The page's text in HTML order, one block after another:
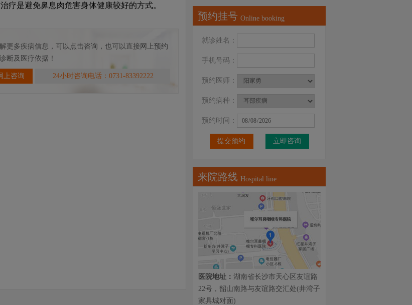
疗是避免鼻息肉危害身体健康较好的方式。
更多疾病信息，可以点击咨询，也可以直接网上预约
断及医疗依据！
上咨询 24小时咨询电话：0731-83392222
预约挂号 Online booking
就诊姓名：
手机号码：
预约医师：
预约病种：
预约时间：
立即咨询
来院路线 Hospital line
医院地址： 湖南省长沙市天心区友谊路
22号，韶山南路与友谊路交汇处(井湾子
家具城对面)